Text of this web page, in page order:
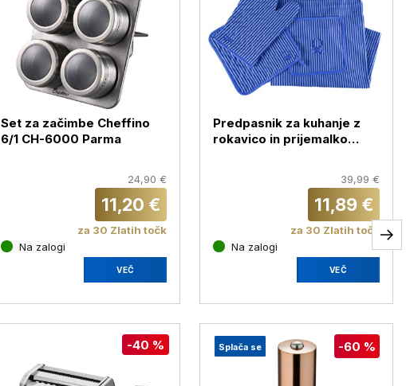
Set za začimbe Cheffino
6/1 CH-6000 Parma
24,90 €
11,20 €
za 30 Zlatih točk
Na zalogi
VEČ
Predpasnik za kuhanje z
rokavico in prijemalko
39,99 €
11,89 €
za 30 Zlatih točk
Na zalogi
VEČ
-40 % Splača se -60 %